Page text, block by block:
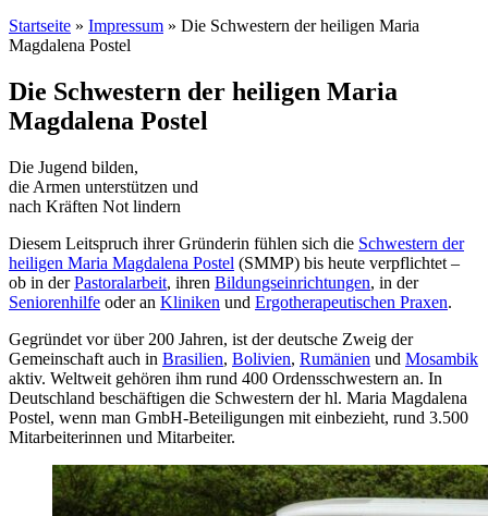
Startseite » Impressum » Die Schwestern der heiligen Maria
Magdalena Postel
Die Schwestern der heiligen Maria
Magdalena Postel
Die Jugend bilden,
die Armen unterstützen und
nach Kräften Not lindern
Diesem Leitspruch ihrer Gründerin fühlen sich die Schwestern der
heiligen Maria Magdalena Postel (SMMP) bis heute verpflichtet –
ob in derPastoralarbeit, ihren Bildungseinrichtungen, in der
Seniorenhilfe oder an Kliniken und Ergotherapeutischen Praxen.
Gegründet vor über 200 Jahren, ist der deutsche Zweig der
Gemeinschaft auch in Brasilien, Bolivien, Rumänien und Mosambik
aktiv. Weltweit gehören ihm rund 400 Ordensschwestern an. In
Deutschland beschäftigen die Schwestern der hl. Maria Magdalena
Postel, wenn man GmbH-Beteiligungen mit einbezieht, rund 3.500
Mitarbeiterinnen und Mitarbeiter.